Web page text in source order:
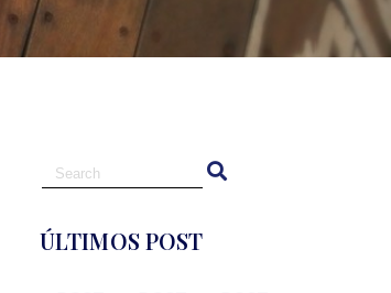
ÚLTIMOS POST